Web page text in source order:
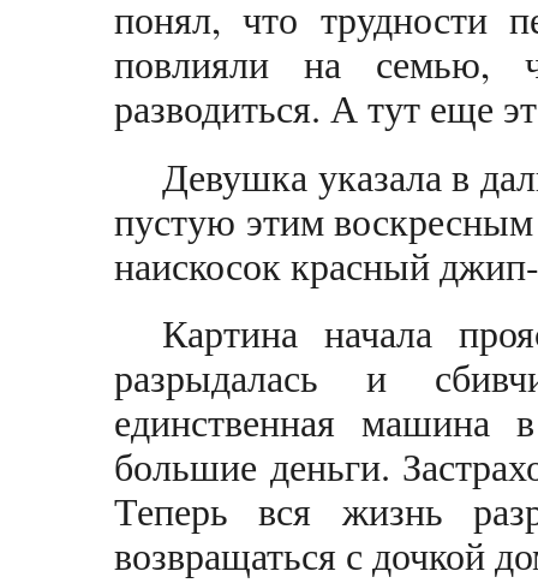
понял, что трудности
повлияли на семью,
разводиться. А тут еще
Девушка указала в
пустую этим воскресным
наискосок красный
Картина начала
разрыдалась и
единственная машина
большие деньги.
Теперь вся жизнь
возвращаться с дочкой